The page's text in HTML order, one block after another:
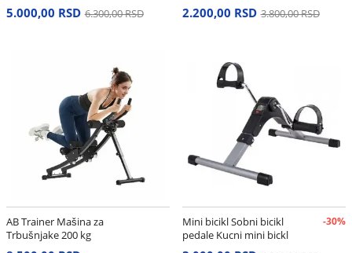
5.000,00 RSD 6.300,00 RSD 2.200,00 RSD 3.800,00 RSD
AB Trainer Mašina za
Trbušnjake 200 kg
Mini bicikl Sobni bicikl
pedale Kucni mini bickl
-30%